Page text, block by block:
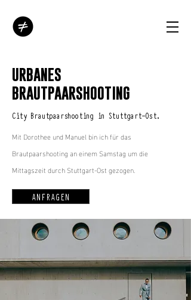
URBANES
BRAUTPAARSHOOTING
City Brautpaarshooting in Stuttgart-Ost.
Mit Dorothee und Manuel bin ich für das
Brautpaarshooting an einem Samstag um die
Mittagszeit durch Stuttgart-Ost gezogen.
ANFRAGEN